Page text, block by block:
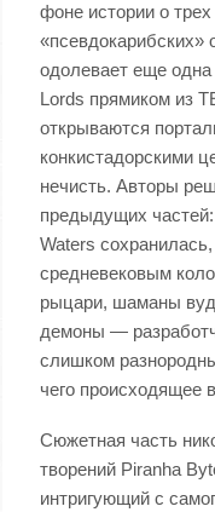
фоне истории о
«псевдокарибских»
одолевает еще одна
Lords прямиком из
открываются
конкистадорскими
нечисть. Авторы
предыдущих
Waters
средневековым
рыцари, шаманы
демоны —
слишком
чего происходящее
Сюжетная часть
творений Piranha
интригующий с